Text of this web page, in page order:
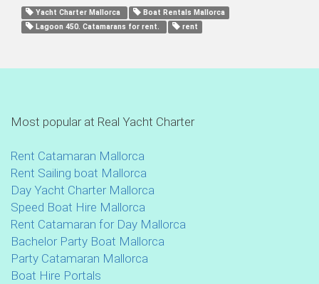
Yacht Charter Mallorca
Boat Rentals Mallorca
Lagoon 450. Catamarans for rent.
rent
Most popular at Real Yacht Charter
Rent Catamaran Mallorca
Rent Sailing boat Mallorca
Day Yacht Charter Mallorca
Speed Boat Hire Mallorca
Rent Catamaran for Day Mallorca
Bachelor Party Boat Mallorca
Party Catamaran Mallorca
Boat Hire Portals